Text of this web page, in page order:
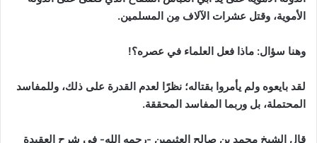
الأموية، وقتل عشرات الآلاف مِن المسلمين.
وهنا سؤال: ماذا فعل العلماء في عصره؟!
لقد بايعوه ولم يأمروا بقتاله؛ نظرًا لعدم القدرة على ذلك، وللمفاسد
المحتملة، بل وربما المفاسد المحققة.
قال الشيخ محمد بن صالح العثيمين -رحمه الله- في شرح العقيدة